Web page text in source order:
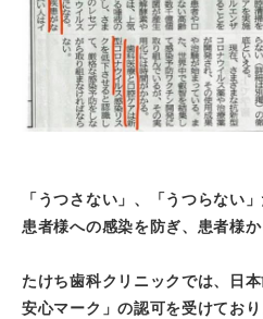
「うつさない」、「うつらない
患者様への感染を防ぎ、患者様
たけち歯科クリニックでは、日
安心マーク」の認可を受けており